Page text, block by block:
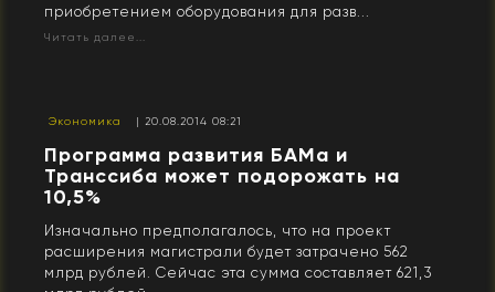
приобретением оборудования для разв...
Читать далее...
Экономика | 20.08.2014 08:21
Программа развития БАМа и
Транссиба может подорожать на
10,5%
Изначально предполагалось, что на проект
расширения магистрали будет затрачено 562
млрд рублей. Сейчас эта сумма составляет 621,3